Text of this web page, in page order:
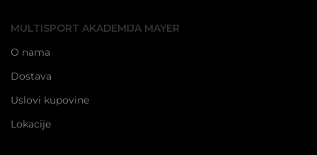
MULTISPORT AKADEMIJA MAYER
O nama
Dostava
Uslovi kupovine
Lokacije